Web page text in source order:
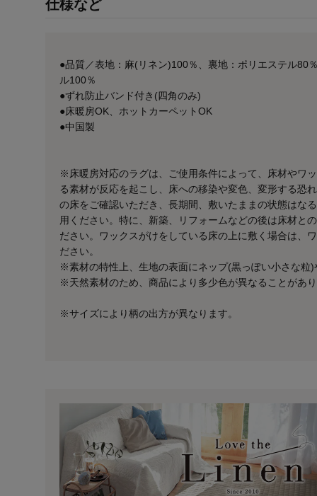
仕様など
●品質／表地：麻(リネン)100％、裏地：ポリエステル80
ル100％
●ずれ防止バンド付き(四角のみ)
●床暖房OK、ホットカーペットOK
●中国製
※床暖房対応のラグは、ご使用条件によって、床材やワ
る素材が反応を起こし、床への移染や変色、変形する恐
の床をご確認いただき、長期間、敷いたままの状態はな
用ください。特に、新築、リフォームなどの後は床材と
ださい。ワックスがけをしている床の上に敷く場合は、
ださい。
※素材の特性上、生地の表面にネップ(黒っぽい小さな粒
※天然素材のため、商品により多少色が異なることがあ
※サイズにより柄の出方が異なります。